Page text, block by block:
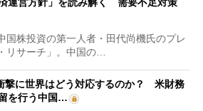
運営方針」を読み解く 需要不足対策
株投資の第一人者・田代尚機氏のプレ
リサーチ」。中国の…
撃に世界はどう対応するのか？ 米財務
を行う中国…